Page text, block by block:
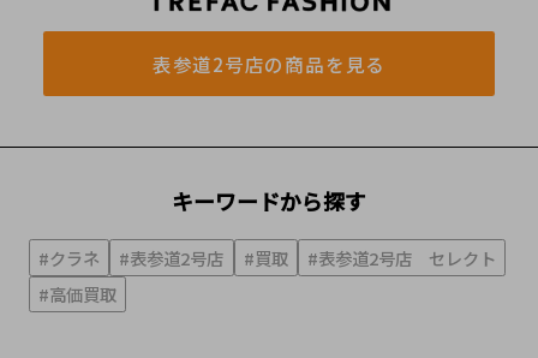
表参道2号店の商品を見る
キーワードから探す
#クラネ #表参道2号店 #買取
#表参道2号店 セレクト
#高価買取